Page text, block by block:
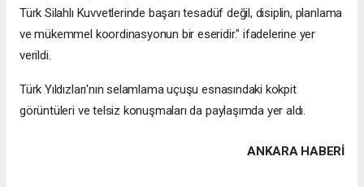
Türk Silahlı Kuvvetlerinde başarı tesadüf değil, disiplin, planlama
ve mükemmel koordinasyonun bir eseridir." ifadelerine yer
verildi.
Türk Yıldızları'nın selamlama uçuşu esnasındaki kokpit
görüntüleri ve telsiz konuşmaları da paylaşımda yer aldı.
ANKARA HABERİ